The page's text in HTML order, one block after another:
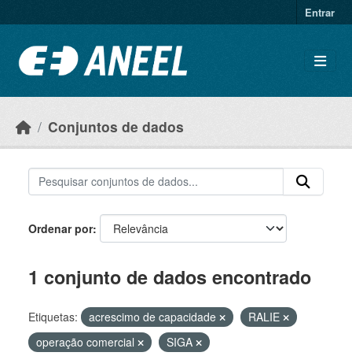
Entrar
Conjuntos de dados
Ordenar por
1 conjunto de dados encontrado
Etiquetas: acrescimo de capacidade
RALIE
operação comercial
SIGA